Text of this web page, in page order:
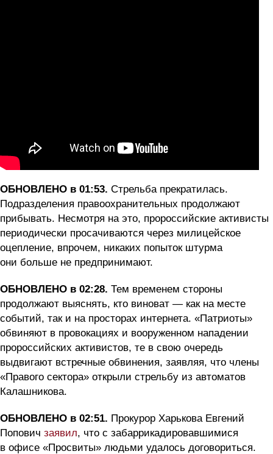
ОБНОВЛЕНО в 01:53. Стрельба прекратилась.
Подразделения правоохранительных продолжают
прибывать. Несмотря на это, пророссийские активисты
периодически просачиваются через милицейское
оцепление, впрочем, никаких попыток штурма
они больше не предпринимают.
ОБНОВЛЕНО в 02:28. Тем временем стороны
продолжают выяснять, кто виноват — как на месте
событий, так и на просторах интернета. «Патриоты»
обвиняют в провокациях и вооруженном нападении
пророссийских активистов, те в свою очередь
выдвигают встречные обвинения, заявляя, что члены
«Правого сектора» открыли стрельбу из автоматов
Калашникова.
ОБНОВЛЕНО в 02:51. Прокурор Харькова Евгений
Попович заявил, что с забаррикадировавшимися
в офисе «Просвиты» людьми удалось договориться.